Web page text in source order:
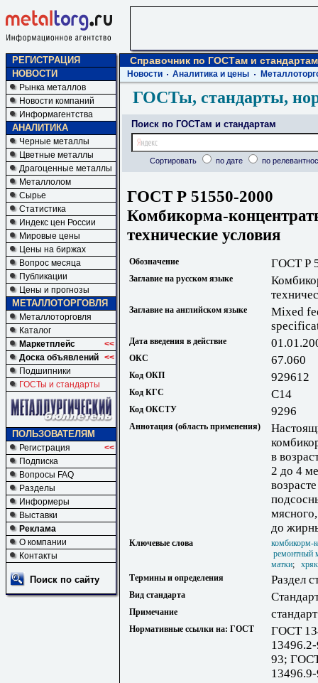
РЕГИСТРАЦИЯ
НОВОСТИ
Рынка металлов
Новости компаний
Информагентства
АНАЛИТИКА
Черные металлы
Цветные металлы
Драгоценные металлы
Металлолом
Сырье
Статистика
Индекс цен России
Мировые цены
Цены на биржах
Вопрос месяца
Публикации
Цены и прогнозы
МЕТАЛЛОТОРГОВЛЯ
Металлоторговля
Каталог
Маркетплейс
<<
Доска объявлений <<
Подшипники
ГОСТы и стандарты
ПОЛЬЗОВАТЕЛЯМ
Регистрация
<<
Подписка
Вопросы FAQ
Разделы
Информеры
Выставки
Реклама
О компании
Контакты
Поиск по сайту
Справочник по ГОСТам и стандартам
Новости Аналитика и цены
ГОСТы, стандарты,
Поиск по ГОСТам и стандартам
Сортировать по дате по
ГОСТ Р 51550-2000
Комбикорма-
технические условия
Обозначение ГОСТ Р
Заглавие на русском языке
Заглавие на английском языке
Mixed
Дата введения в действие
ОКС 67.060
Код ОКП 929612
Код КГС С14
Код ОКСТУ 9296
Аннотация (область применения)
в
2 до 4
до
Ключевые слова
комбикорм-
ремонтный
матки;
Термины и определения
Раздел
Вид стандарта
Примечание
Нормативные ссылки на: ГОСТ
ГОСТ
93;